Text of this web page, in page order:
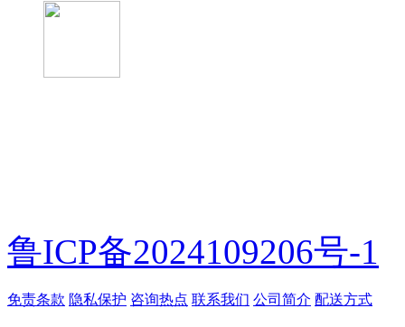
鲁ICP备2024109206号-1
免责条款 隐私保护 咨询热点 联系我们 公司简介 配送方式